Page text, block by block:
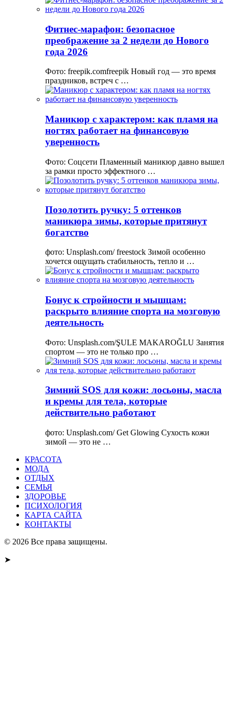
Фитнес-марафон: безопасное
преображение за 2 недели до Нового
года 2026
Фото: freepik.comfreepik Новый год — это время
праздников, встреч с …
Маникюр с характером: как пламя на
ногтях работает на финансовую
уверенность
Фото: Соцсети Пламенный маникюр давно вышел
за рамки просто эффектного …
Позолотить ручку: 5 оттенков
маникюра зимы, которые притянут
богатство
фото: Unsplash.com/ freestock Зимой особенно
хочется ощущать стабильность, тепло и …
Бонус к стройности и мышцам:
раскрыто влияние спорта на мозговую
деятельность
Фото: Unsplash.com/ŞULE MAKAROĞLU Занятия
спортом — это не только про …
Зимний SOS для кожи: лосьоны, масла
и кремы для тела, которые
действительно работают
фото: Unsplash.com/ Get Glowing Сухость кожи
зимой — это не …
КРАСОТА
МОДА
ОТДЫХ
СЕМЬЯ
ЗДОРОВЬЕ
ПСИХОЛОГИЯ
КАРТА САЙТА
КОНТАКТЫ
© 2026 Все права защищены.
➤